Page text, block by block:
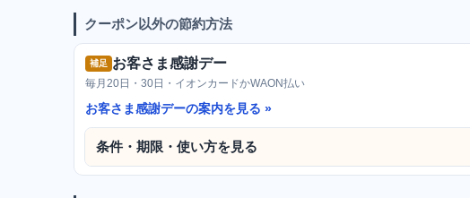
クーポン以外の節約方法
補足 お客さま感謝デー
毎月20日・30日・イオンカードかWAON払い
お客さま感謝デーの案内を見る
条件・期限・使い方を見る